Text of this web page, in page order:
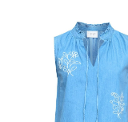
Saminas